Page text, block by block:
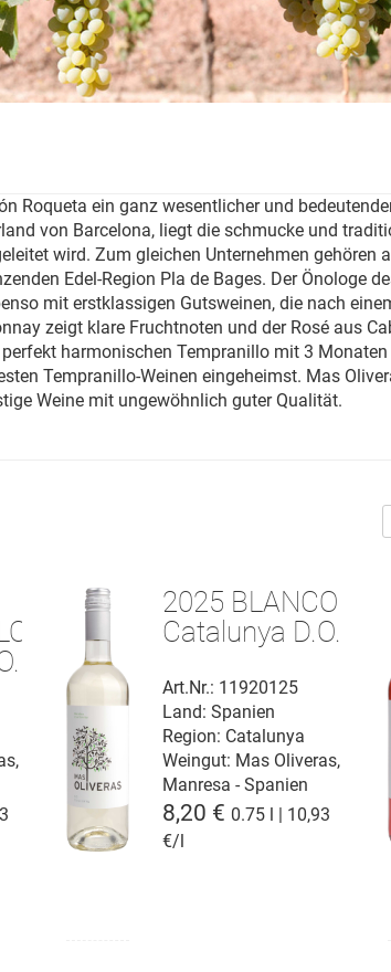
Roqueta ein ganz wesentlicher und
von Barcelona, liegt die schmucke und
wird. Zum gleichen Unternehmen gehören
Edel-Region Pla de Bages. Der Önologe
mit erstklassigen Gutsweinen, die nach
zeigt klare Fruchtnoten und der Rosé aus
harmonischen Tempranillo mit 3
Tempranillo-Weinen eingeheimst. Mas
Weine mit ungewöhnlich guter Qualität.
2025 BLANCO
Catalunya D.O.
Art.Nr.: 11920125
Weingut: Mas Oliveras,
Manresa - Spanien
Land: Spanien
Region: Catalunya
8,20 € 0.75 l | 10,93
€/l